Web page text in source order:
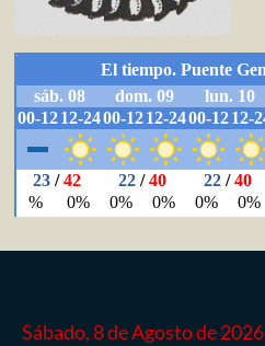
Sábado, 8 de Agosto de 2026